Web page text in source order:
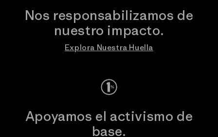
Nos responsabilizamos de
nuestro impacto.
Explora Nuestra Huella
Apoyamos el activismo de
base.